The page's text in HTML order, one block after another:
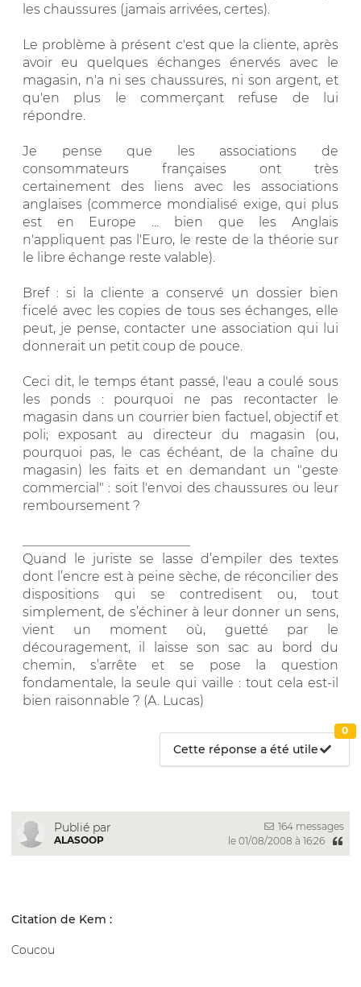
les chaussures (jamais arrivées, certes).
Le problème à présent c'est que la cliente, après
avoir eu quelques échanges énervés avec le
magasin, n'a ni ses chaussures, ni son argent, et
qu'en plus le commerçant refuse de lui
répondre.
Je pense que les associations de
consommateurs françaises ont très
certainement des liens avec les associations
anglaises (commerce mondialisé exige, qui plus
est en Europe ... bien que les Anglais
n'appliquent pas l'Euro, le reste de la théorie sur
le libre échange reste valable).
Bref : si la cliente a conservé un dossier bien
ficelé avec les copies de tous ses échanges, elle
peut, je pense, contacter une association qui lui
donnerait un petit coup de pouce.
Ceci dit, le temps étant passé, l'eau a coulé sous
les ponds : pourquoi ne pas recontacter le
magasin dans un courrier bien factuel, objectif et
poli; exposant au directeur du magasin (ou,
pourquoi pas, le cas échéant, de la chaîne du
magasin) les faits et en demandant un "geste
commercial" : soit l'envoi des chaussures ou leur
remboursement ?
Quand le juriste se lasse d’empiler des textes
dont l’encre est à peine sèche, de réconcilier des
dispositions qui se contredisent ou, tout
simplement, de s’échiner à leur donner un sens,
vient un moment où, guetté par le
découragement, il laisse son sac au bord du
chemin, s’arrête et se pose la question
fondamentale, la seule qui vaille : tout cela est-il
bien raisonnable ? (A. Lucas)
Cette réponse a été utile
0
Publié par
ALASOOP
164 messages
le 01/08/2008 à 16:26
Citation de Kem :
Coucou